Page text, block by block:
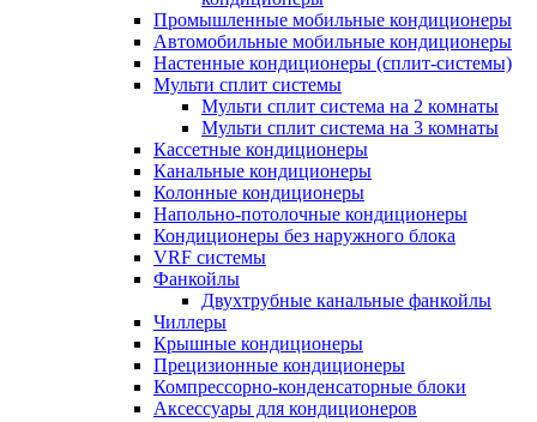
Промышленные мобильные кондиционеры
Автомобильные мобильные кондиционеры
Настенные кондиционеры (сплит-системы)
Мульти сплит системы
Мульти сплит система на 2 комнаты
Мульти сплит система на 3 комнаты
Кассетные кондиционеры
Канальные кондиционеры
Колонные кондиционеры
Напольно-потолочные кондиционеры
Кондиционеры без наружного блока
VRF системы
Фанкойлы
Двухтрубные канальные фанкойлы
Чиллеры
Крышные кондиционеры
Прецизионные кондиционеры
Компрессорно-конденсаторные блоки
Аксессуары для кондиционеров